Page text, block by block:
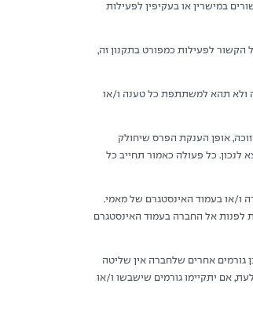
במישרין או בעקיפין לפעילות
לפעילות כמפורט בתקנון זה,
ולא תהא למשתתפת כל טענה ו/או
אופן הענקת הפרס שיחולק
לנכון. כל פעולה כאמור תחייב כל
ו/או בעמוד האינסטגרם של מאמי.
לפנות אל החברה בעמוד האינסטגרם
גורמים אחרים שלחברה אין שליטה
אם יתקיימו גורמים שישבשו ו/או